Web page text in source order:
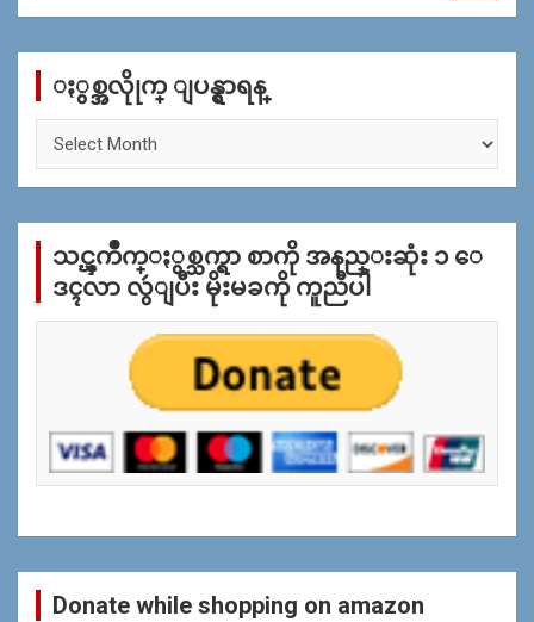
c
ႏွစ္အလိုုက္ ျပန္ရွာရန္
န္
သင္ၾကိဳက္ႏွစ္သက္ရာ စာကို အနည္းဆုံး ၁ ေ
ဒၚလာ လွဴျပီး မိုးမခကို ကူညီပါ
Donate while shopping on amazon